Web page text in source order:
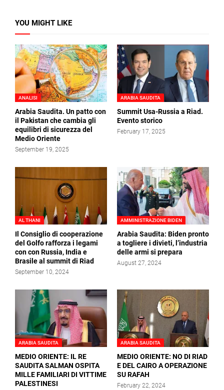
YOU MIGHT LIKE
ANALISI
Arabia Saudita. Un patto con
il Pakistan che cambia gli
equilibri di sicurezza del
Medio Oriente
September 19, 2025
ARABIA SAUDITA
Summit Usa-Russia a Riad.
Evento storico
February 17, 2025
AL THANI
Il Consiglio di cooperazione
del Golfo rafforza i legami
con con Russia, India e
Brasile al summit di Riad
September 10, 2024
AMMINISTRAZIONE BIDEN
Arabia Saudita: Biden pronto
a togliere i divieti, l’industria
delle armi si prepara
August 27, 2024
ARABIA SAUDITA
MEDIO ORIENTE: IL RE
SAUDITA SALMAN OSPITA
MILLE FAMILIARI DI VITTIME
PALESTINESI
ARABIA SAUDITA
MEDIO ORIENTE: NO DI RIAD
E DEL CAIRO A OPERAZIONE
SU RAFAH
February 22, 2024